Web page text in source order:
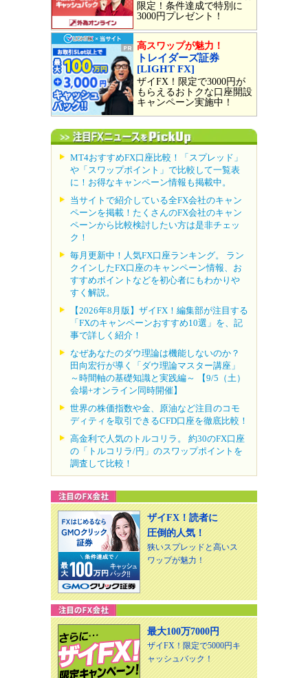
限定！条件達成で特別に
3000円プレゼント！
高スワップが魅力！
トレイダーズ証券
[LIGHT FX]
ザイFX！限定で3000円が
もらえるおトクな口座開設
キャンペーン実施中！
MT4おすすめFX口座比較！「スプレッド」
や「スワップポイント」で比較して一覧表
に！お得なキャンペーン情報も掲載中。
当サイトで紹介している全FX会社のキャン
ペーンを掲載！たくさんのFX会社のキャン
ペーンから比較検討したい方は是非チェッ
ク！
毎月更新中！人気FX口座ランキング。 ラン
クインしたFX口座のキャンペーン情報、お
すすめポイントなどを初心者にもわかりや
すく解説。
【2026年8月版】ザイFX！編集部が注目する
「FXのキャンペーンおすすめ10選」を、記
事で詳しく紹介！
なぜあなたのダウ理論は機能しないのか？
田向宏行が導く「ダウ理論マスター講座」
～時間軸の基礎知識と実践編～ 【9/5（土）
会場+オンライン同時開催】
世界の株価指数や金、原油など注目のコモ
ディティを取引できるCFD口座を徹底比較！
高金利で人気のトルコリラ。 約30のFX口座
の「トルコリラ/円」のスワップポイントを
調査して比較！
ザイFX！読者に
圧倒的人気！
狭いスプレッドと高いス
ワップが魅力！
最大100万7000円
ザイFX！限定で5000円キ
ャッシュバック！